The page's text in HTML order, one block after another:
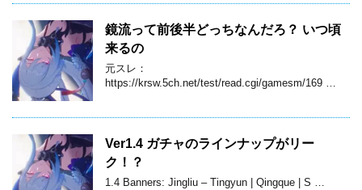
鏡流って前後半どっちなんだろ？ いつ頃
来るの
元スレ：
https://krsw.5ch.net/test/read.cgi/gamesm/169 …
Ver1.4 ガチャのラインナップがリー
ク！？
1.4 Banners: Jingliu – Tingyun | Qingque | S …